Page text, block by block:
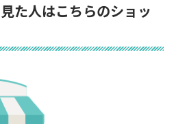
た人はこちらのショッ